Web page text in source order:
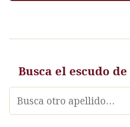
Busca el escudo
Apellido